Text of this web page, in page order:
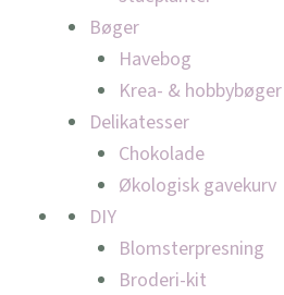
Bøger
Havebog
Krea- & hobbybøger
Delikatesser
Chokolade
Økologisk gavekurv
DIY
Blomsterpresning
Broderi-kit